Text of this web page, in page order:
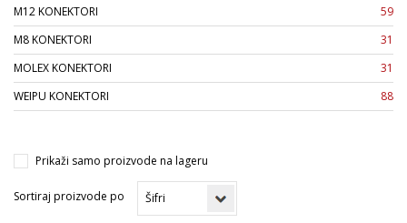
M12 KONEKTORI
59
M8 KONEKTORI
31
MOLEX KONEKTORI
31
WEIPU KONEKTORI
88
Prikaži samo proizvode na lageru
Sortiraj proizvode po